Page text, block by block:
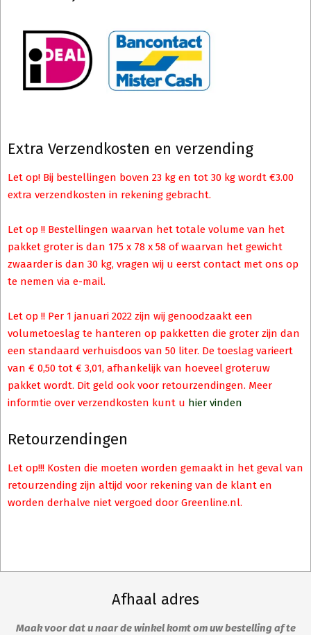
Extra Verzendkosten en verzending
Let op! Bij bestellingen boven 23 kg en tot 30 kg wordt €3.00
extra verzendkosten in rekening gebracht.
Let op !! Bestellingen waarvan het totale volume van het
pakket groter is dan 175 x 78 x 58 of waarvan het gewicht
zwaarder is dan 30 kg, vragen wij u eerst contact met ons op
te nemen via e-mail.
Let op !! Per 1 januari 2022 zijn wij genoodzaakt een
volumetoeslag te hanteren op pakketten die groter zijn dan
een standaard verhuisdoos van 50 liter. De toeslag varieert
van € 0,50 tot € 3,01, afhankelijk van hoeveel groteruw
pakket wordt. Dit geld ook voor retourzendingen. Meer
informtie over verzendkosten kunt u hier vinden
Retourzendingen
Let op!!! Kosten die moeten worden gemaakt in het geval van
retourzending zijn altijd voor rekening van de klant en
worden derhalve niet vergoed door Greenline.nl.
Afhaal adres
Maak voor dat u naar de winkel komt om uw bestelling af te